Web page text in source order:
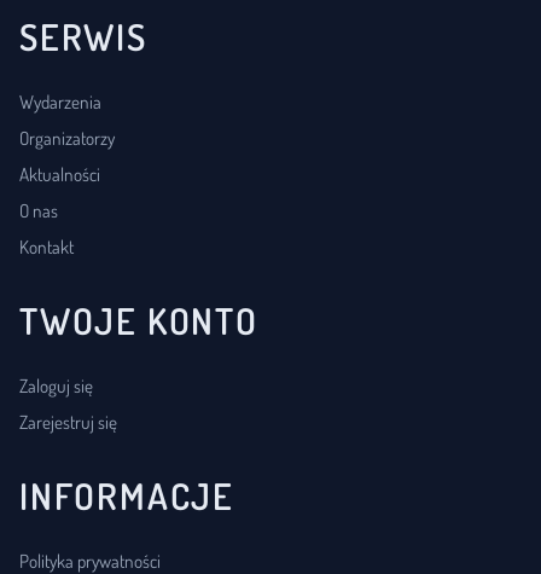
SERWIS
Wydarzenia
Organizatorzy
Aktualności
O nas
Kontakt
TWOJE KONTO
Zaloguj się
Zarejestruj się
INFORMACJE
Polityka prywatności